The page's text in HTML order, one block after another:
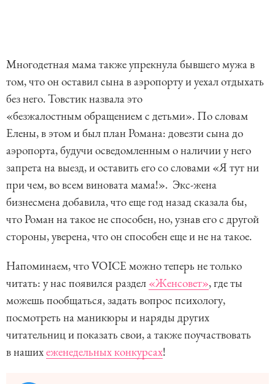
Многодетная мама также упрекнула бывшего мужа в
том, что он оставил сына в аэропорту и уехал отдыхать
без него. Товстик назвала это
«безжалостным обращением с детьми». По словам
Елены, в этом и был план Романа: довезти сына до
аэропорта, будучи осведомленным о наличии у него
запрета на выезд, и оставить его со словами «Я тут ни
при чем, во всем виновата мама!». Экс-жена
бизнесмена добавила, что еще год назад сказала бы,
что Роман на такое не способен, но, узнав его с другой
стороны, уверена, что он способен еще и не на такое.
Напоминаем, что VOICE можно теперь не только
читать: у нас появился раздел «Женсовет», где ты
можешь пообщаться, задать вопрос психологу,
посмотреть на маникюры и наряды других
читательниц и показать свои, а также поучаствовать
в нашихеженедельных конкурсах!